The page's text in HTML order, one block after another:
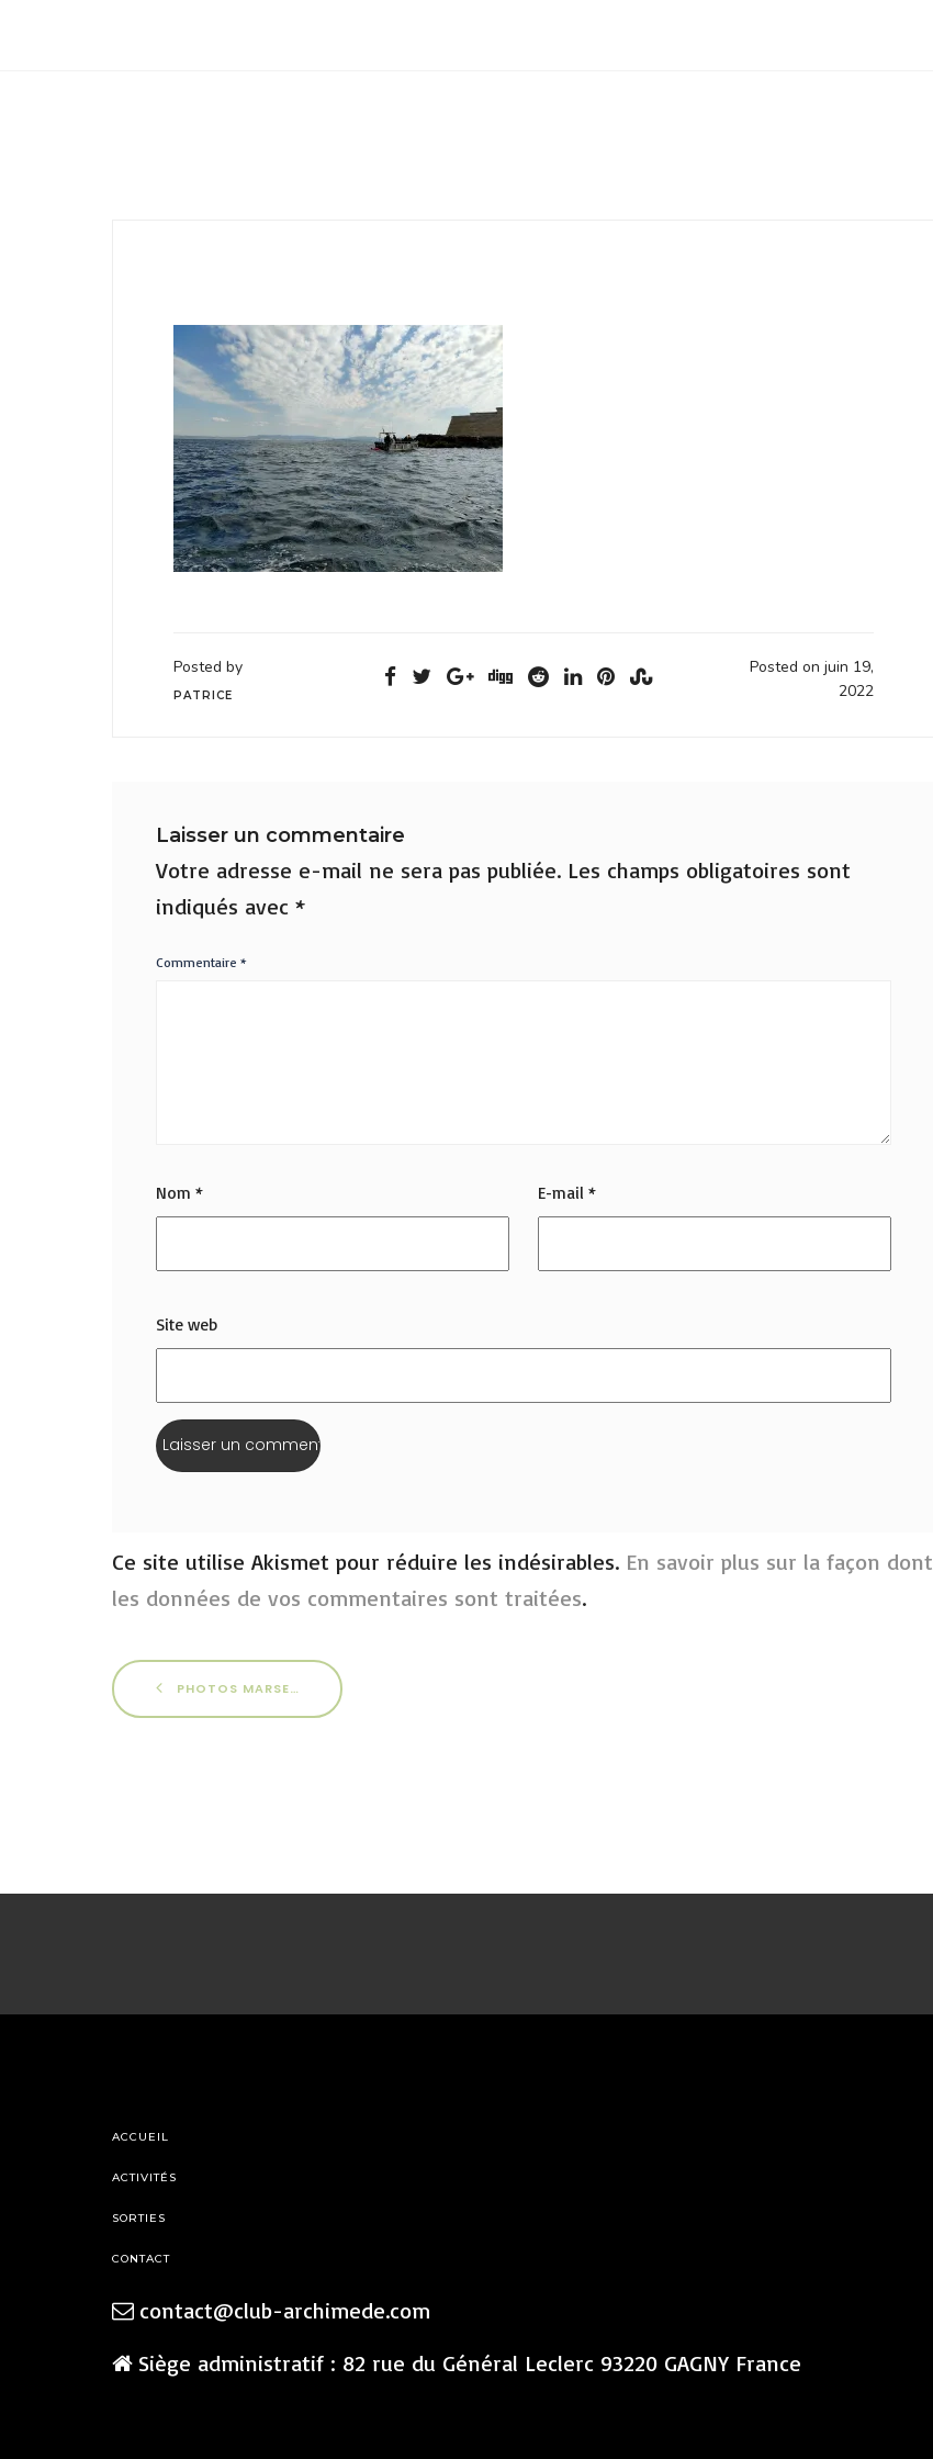
Posted by
PATRICE
Posted on juin 19,
2022
Laisser un commentaire
Votre adresse e-mail ne sera pas publiée. Les champs obligatoires sont
indiqués avec *
Commentaire *
Nom * E-mail*
Site web
Ce site utilise Akismet pour réduire les indésirables. En savoir plus sur la façon dont
les données de vos commentaires sont traitées.
PHOTOS MARSEILLE AVRIL 2022
ACCUEIL
ACTIVITÉS
SORTIES
CONTACT
contact@club-archimede.com
Siège administratif : 82 rue du Général Leclerc 93220 GAGNY France